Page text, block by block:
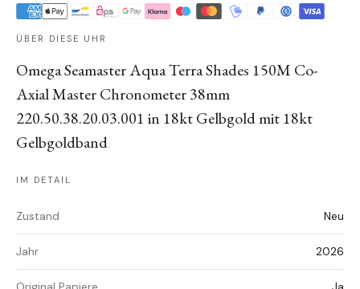
ÜBER DIESE UHR
Omega Seamaster Aqua Terra Shades 150M Co-
Axial Master Chronometer 38mm
220.50.38.20.03.001 in 18kt Gelbgold mit 18kt
Gelbgoldband
IM DETAIL
Zustand Neu
Jahr 2026